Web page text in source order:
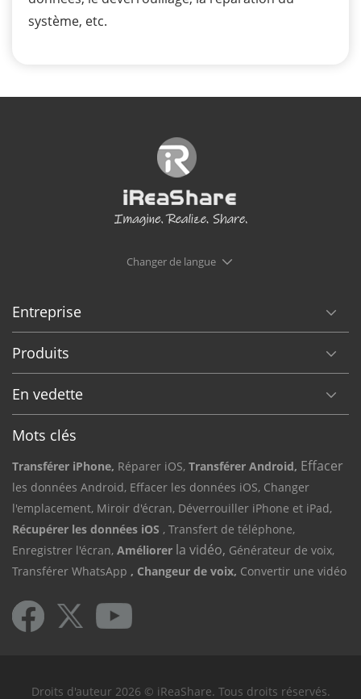
système, etc.
Changer de langue
Entreprise
Produits
En vedette
Mots clés
Transférer iPhone, Réparer iOS, Transférer Android, Effacer
les données Android, Effacer les données iOS, Changer
l'emplacement, Miroir d'écran, Déverrouiller iPhone et iPad,
Récupérer les données iOS , Transfert de téléphone,
Enregistrer l'écran, Améliorer la vidéo, Générateur de voix,
Transférer WhatsApp , Changeur de voix, Convertir une vidéo
Droits d'auteur 2026 © iReaShare. Tous droits réservés.